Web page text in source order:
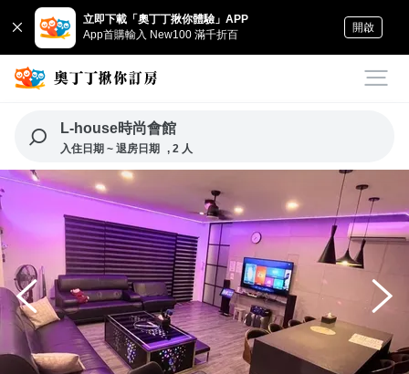
立即下載「奧丁丁揪你體驗」APP
App首購輸入 New100 滿千折百
開啟
L-house時尚會館
入住日期 ~ 退房日期 , 2 人